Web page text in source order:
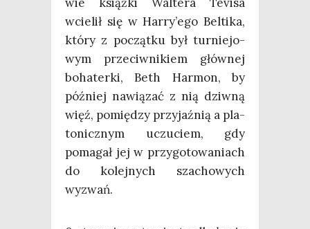
wcie­lił się w Harry’ego Bel­ti­ka,
któ­ry z począt­ku był tur­nie­jo­
wym prze­ciw­ni­kiem głów­nej
boha­ter­ki, Beth Har­mon, by
póź­niej nawią­zać z nią dziw­ną
więź, pomię­dzy przy­jaź­nią a pla­
to­nicz­nym uczu­ciem, gdy
poma­gał jej w przy­go­to­wa­niach
do kolej­nych sza­cho­wych
wyzwań.